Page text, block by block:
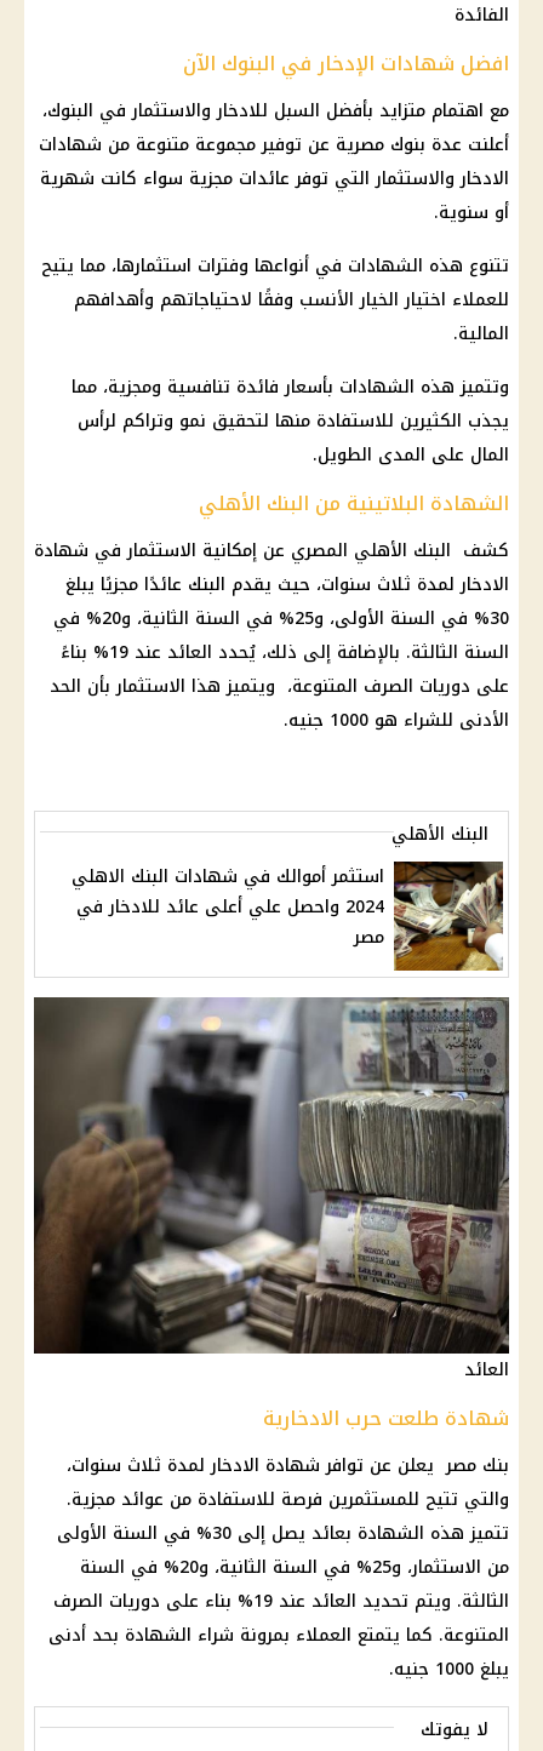
الفائدة
افضل شهادات الإدخار في البنوك الآن
مع اهتمام متزايد بأفضل السبل للادخار والاستثمار في البنوك،
أعلنت عدة بنوك مصرية عن توفير مجموعة متنوعة من شهادات
الادخار والاستثمار التي توفر عائدات مجزية سواء كانت شهرية
أو سنوية.
تتنوع هذه الشهادات في أنواعها وفترات استثمارها، مما يتيح
للعملاء اختيار الخيار الأنسب وفقًا لاحتياجاتهم وأهدافهم
المالية.
وتتميز هذه الشهادات بأسعار فائدة تنافسية ومجزية، مما
يجذب الكثيرين للاستفادة منها لتحقيق نمو وتراكم لرأس
المال على المدى الطويل.
الشهادة البلاتينية من البنك الأهلي
كشف البنك الأهلي المصري عن إمكانية الاستثمارفي شهادة
الادخارلمدة ثلاث سنوات، حيث يقدم البنك عائدًا مجزيًا يبلغ
30% في السنة الأولى، و25% في السنة الثانية، و20% في
السنة الثالثة. بالإضافة إلى ذلك، يُحدد العائد
عند 19% بناءً
على دوريات الصرف المتنوعة، ويتميز هذا الاستثماربأن الحد
الأدنى للشراء هو 1000 جنيه.
البنك الأهلي
استثمر أموالك في شهادات البنك الاهلي
2024 واحصل علي أعلى عائد للادخار في
مصر
العائد
شهادة طلعت حرب الادخارية
بنك مصريعلن عن توافرشهادة الادخارلمدة ثلاث سنوات،
والتي تتيح للمستثمرين فرصة للاستفادة من عوائد مجزية.
تتميز هذه الشهادة
بعائد يصل إلى 30% في السنة الأولى
من الاستثمار
، و25% في السنة الثانية، و20% في السنة
الثالثة. ويتم تحديد العائد
عند 19% بناء على دوريات الصرف
المتنوعة. كما يتمتع العملاء بمرونة شراء الشهادة بحد أدنى
يبلغ 1000 جنيه.
لا يفوتك